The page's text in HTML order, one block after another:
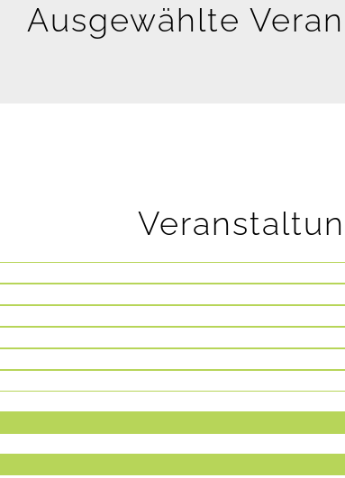
Ausgewählte